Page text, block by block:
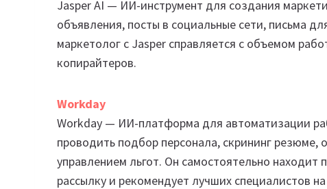
Jasper AI — ИИ-инструмент для создания
объявления, посты в социальные сети, письма
маркетолог с Jasper справляется с объемом
копирайтеров.
Workday
Workday — ИИ-платформа для автоматизации
проводить подбор персонала, скрининг
управлением льгот. Он самостоятельно находит
рассылку и рекомендует лучших специалистов